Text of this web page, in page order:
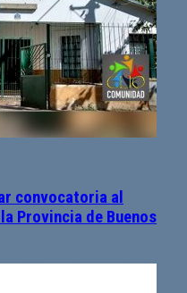
convocatoria al
Provincia de Buenos